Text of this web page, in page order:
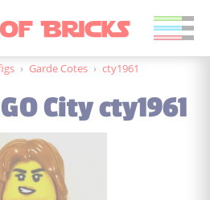
› Garde Cotes › cty1961
City cty1961